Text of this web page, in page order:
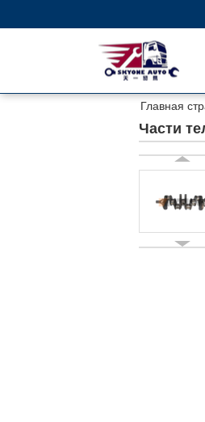
Главная
Части